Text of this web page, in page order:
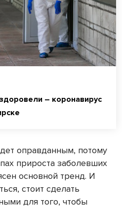
– коронавирус
оправданным, потому
прироста заболевших
основной тренд. И
стоит сделать
для того, чтобы